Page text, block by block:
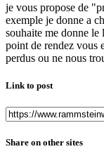
je vous propose de
exemple je donne a
souhaite me donne
point de rendez vous
perdus ou ne nous
Link to post
Share on other sites